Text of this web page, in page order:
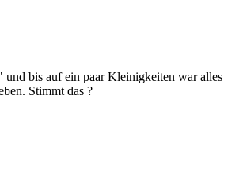
und bis auf ein paar Kleinigkeiten war alles
Stimmt das ?